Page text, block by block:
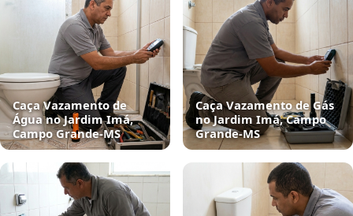
Caça Vazamento de
Água no Jardim Imá,
Campo Grande‑MS
Caça Vazamento de Gás
no Jardim Imá, Campo
Grande‑MS